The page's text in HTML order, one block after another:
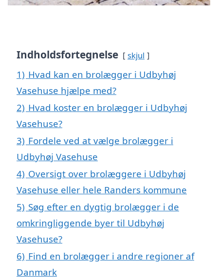
Indholdsfortegnelse skjul
1) Hvad kan en brolægger i Udbyhøj
Vasehuse hjælpe med?
2) Hvad koster en brolægger i Udbyhøj
Vasehuse?
3) Fordele ved at vælge brolægger i
Udbyhøj Vasehuse
4) Oversigt over brolæggere i Udbyhøj
Vasehuse eller hele Randers kommune
5) Søg efter en dygtig brolægger i de
omkringliggende byer til Udbyhøj
Vasehuse?
6) Find en brolægger i andre regioner af
Danmark